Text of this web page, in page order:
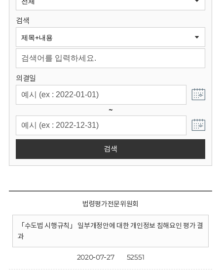
원
회
검색
의결일
~
검색
법령평가전문위원회
「수도법 시행규칙」 일부개정안에 대한 개인정보 침해요인 평가 결
과
2020-07-27 52551